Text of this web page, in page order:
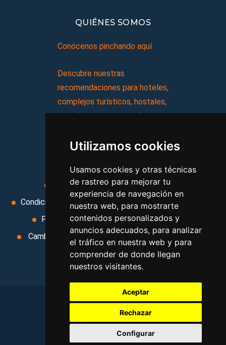
Utilizamos cookies
Usamos cookies y otras técnicas
de rastreo para mejorar tu
experiencia de navegación en
nuestra web, para mostrarte
contenidos personalizados y
anuncios adecuados, para analizar
el tráfico en nuestra web y para
comprender de donde llegan
nuestros visitantes.
Aceptar
Rechazar
Configurar
QUIÉNES SOMOS
Conócenos pinchando aquí
Descubre nuestras
recomendaciones para hoteles,
complejos turísticos, hostales,
vacaciones, paquetes de
Aviso legal
Condiciones de uso
Condiciones Generales
Ley de Viajes Combinados
Política de privacidad
Uso de cookies
Cambiar preferencias de cookies
Area privada
Contacto